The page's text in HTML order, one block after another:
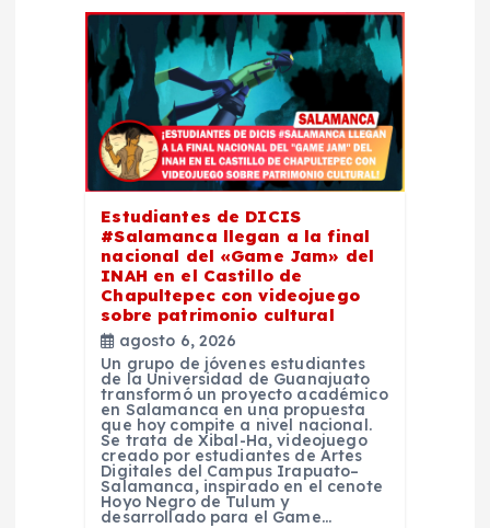
Estudiantes de DICIS
#Salamanca llegan a la final
nacional del «Game Jam» del
INAH en el Castillo de
Chapultepec con videojuego
sobre patrimonio cultural
agosto 6, 2026
Un grupo de jóvenes estudiantes
de la Universidad de Guanajuato
transformó un proyecto académico
en Salamanca en una propuesta
que hoy compite a nivel nacional.
Se trata de Xibal-Ha, videojuego
creado por estudiantes de Artes
Digitales del Campus Irapuato–
Salamanca, inspirado en el cenote
Hoyo Negro de Tulum y
desarrollado para el Game…